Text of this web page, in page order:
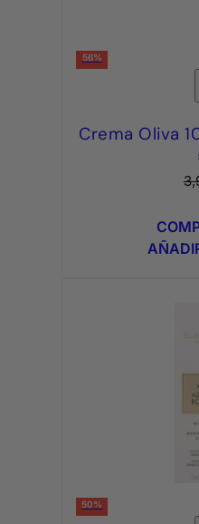
56%
Crema Oliva
50%